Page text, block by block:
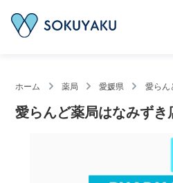
ホーム 薬局 愛媛県 愛らん
愛らんど薬局はなみずき